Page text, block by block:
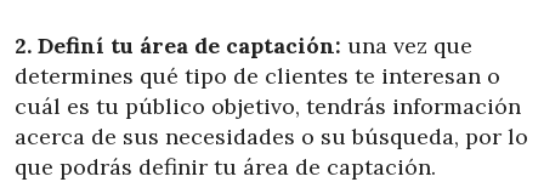
2. Definí tu área de captación: una vez que
determines qué tipo de clientes te interesan o
cuál es tu público objetivo, tendrás información
acerca de sus necesidades o su búsqueda, por lo
que podrás definir tu área de captación.